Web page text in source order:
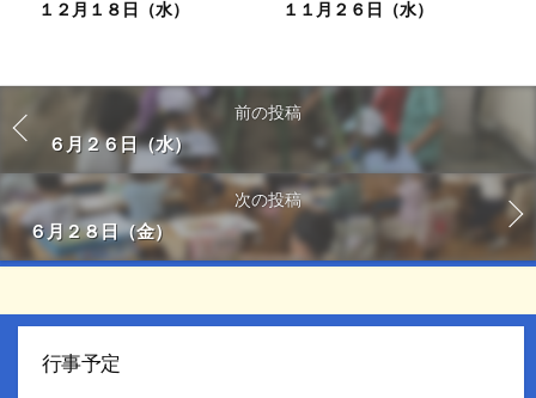
１２月１８日（水） １１月２６日（水）
前の投稿
６月２６日（水）
次の投稿
６月２８日（金）
行事予定